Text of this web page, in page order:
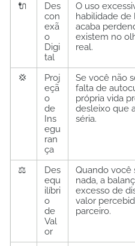
🔌
Des
con
exã
o
Digi
tal
O uso
habilidade de
acaba
existem no
real.
💢
Proj
eçã
o
de
Ins
egu
ran
ça
Se você não
falta de
própria vida
desleixo que
séria.
⚖️
Des
equ
ilíbri
o
de
Val
or
Quando você
nada, a
excesso de
valor
parceiro.